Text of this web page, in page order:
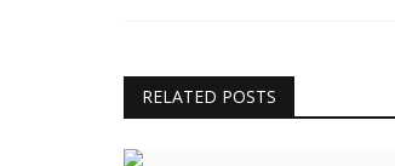
RELATED POSTS